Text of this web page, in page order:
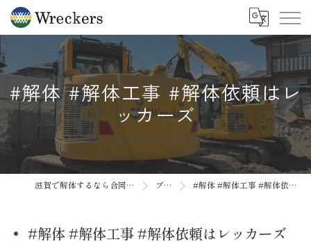
#解体 #解体工事 #解体依頼はレ
ッカーズ
滋賀で解体するなら合同会社Wreckers ブログ #解体 #解体工事 #解体依頼はレッカーズ
#解体 #解体工事 #解体依頼はレッカーズ